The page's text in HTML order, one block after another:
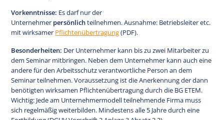
Vorkenntnisse: Es darf nur der
Unternehmer persönlichteilnehmen. Ausnahme: Betriebsleiter etc.
mit wirksamer Pflichtenübertragung(PDF).
Besonderheiten: Der Unternehmer kann bis zu zwei Mitarbeiter zu
dem Seminar mitbringen. Neben dem Unternehmer kann auch eine
andere für den Arbeitsschutz verantwortliche Person an dem
Seminar teilnehmen. Voraussetzung ist die Anerkennung der dann
benötigten wirksamen Pflichtenübertragung durch die BG ETEM.
Wichtig: Jede am Unternehmermodell teilnehmende Firma muss
sich regelmäßig weiterbilden. Mindestens alle 5 Jahre durch eine